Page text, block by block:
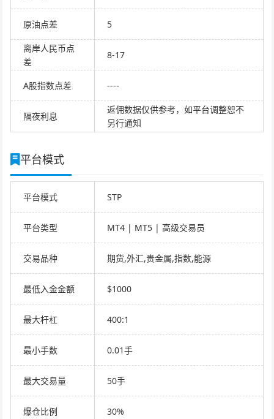
原油点差 5
离岸人民币点
差
8-17
A股指数点差 ----
隔夜利息
返佣数据仅供参考，如平台调整恕不
另行通知
平台模式
平台模式 STP
平台类型 MT4 | MT5 | 高级交易员
交易品种 期货,外汇,贵金属,指数,能源
最低入金金额 $1000
最大杆杠 400:1
最小手数 0.01手
最大交易量 50手
爆仓比例 30%